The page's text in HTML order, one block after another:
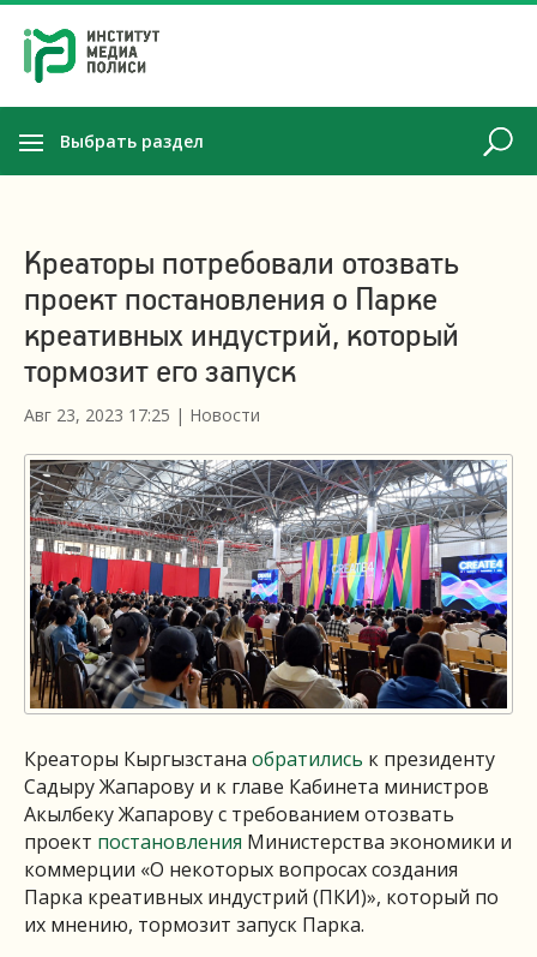
Выбрать раздел
Креаторы потребовали отозвать
проект постановления о Парке
креативных индустрий, который
тормозит его запуск
Авг 23, 2023 17:25 | Новости
Креаторы Кыргызстана обратились к президенту
Садыру Жапарову и к главе Кабинета министров
Акылбеку Жапарову с требованием отозвать
проект постановления Министерства экономики и
коммерции «О некоторых вопросах создания
Парка креативных индустрий (ПКИ)», который по
их мнению, тормозит запуск Парка.